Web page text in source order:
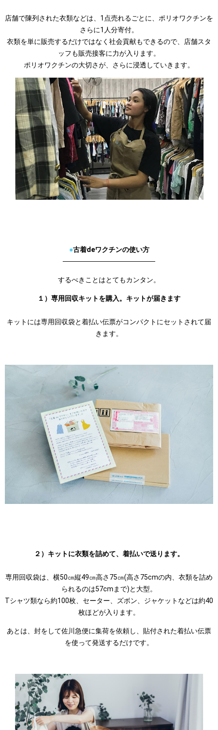
店舗で陳列された衣類などは、1点売れるごとに、ポリオワクチンを
さらに1人分寄付。
衣類を単に販売するだけではなく社会貢献もできるので、店舗スタ
ッフも販売接客に力が入ります。
ポリオワクチンの大切さが、さらに浸透していきます。
●古着deワクチンの使い方
───────────────────
するべきことはとてもカンタン。
１）専用回収キットを購入。キットが届きます
キットには専用回収袋と着払い伝票がコンパクトにセットされて届
きます。
２）キットに衣類を詰めて、着払いで送ります。
専用回収袋は、横50㎝縦49㎝高さ75㎝(高さ75cmの内、衣類を詰め
られるのは57cmまで)と大型。
Tシャツ類なら約100枚、セーター、ズボン、ジャケットなどは約40
枚ほどが入ります。
あとは、封をして佐川急便に集荷を依頼し、貼付された着払い伝票
を使って発送するだけです。